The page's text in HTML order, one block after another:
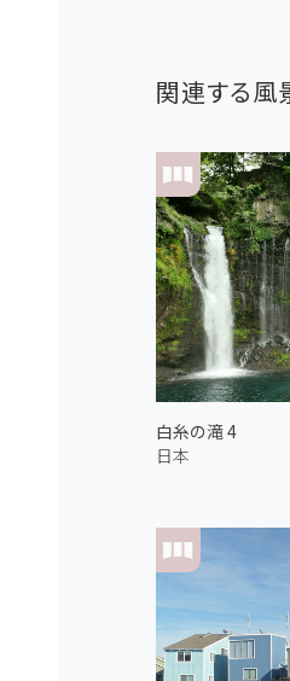
関連する風
白糸の滝 4
日本